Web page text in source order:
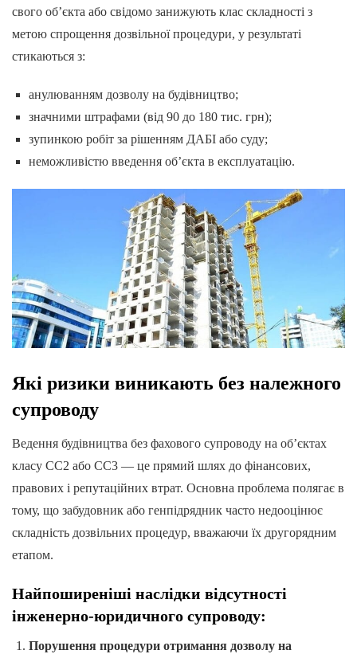
свого об’єкта або свідомо занижують клас складності з
метою спрощення дозвільної процедури, у результаті
стикаються з:
анулюванням дозволу на будівництво;
значними штрафами (від 90 до 180 тис. грн);
зупинкою робіт за рішенням ДАБІ або суду;
неможливістю введення об’єкта в експлуатацію.
Які ризики виникають без належного
супроводу
Ведення будівництва без фахового супроводу на об’єктах
класу СС2 або СС3 — це прямий шлях до фінансових,
правових і репутаційних втрат. Основна проблема полягає в
тому, що забудовник або генпідрядник часто недооцінює
складність дозвільних процедур, вважаючи їх другорядним
етапом.
Найпоширеніші наслідки відсутності
інженерно-юридичного супроводу:
Порушення процедури отримання дозволу на